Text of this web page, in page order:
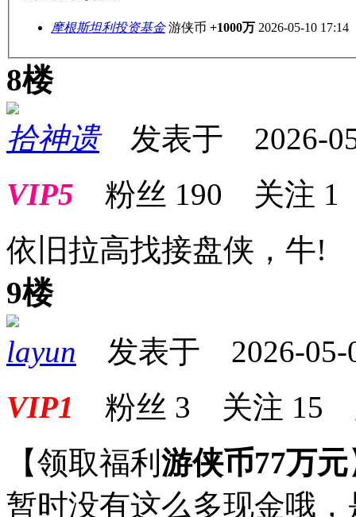
摩根斯坦利投资基金 游侠币 +1000万 2026-05-10 17:14
8楼
拾神遗发表于 2026-
VIP5 粉丝 190 关注 1
依旧拉高找接盘侠，牛!
9楼
layun 发表于 2026-05-
VIP1 粉丝 3 关注 15
【领取福利 游侠币77万元
暂时没有这么多现金哦